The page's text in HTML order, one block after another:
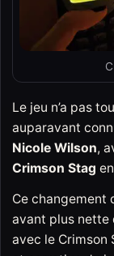
Le jeu n’a pas
auparavant
Nicole Wilson,
Crimson Stag
Ce changement
avant plus nette
avec le Crimson